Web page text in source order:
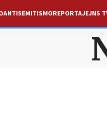
ANTISEMITISMOREPORTAJEJNS